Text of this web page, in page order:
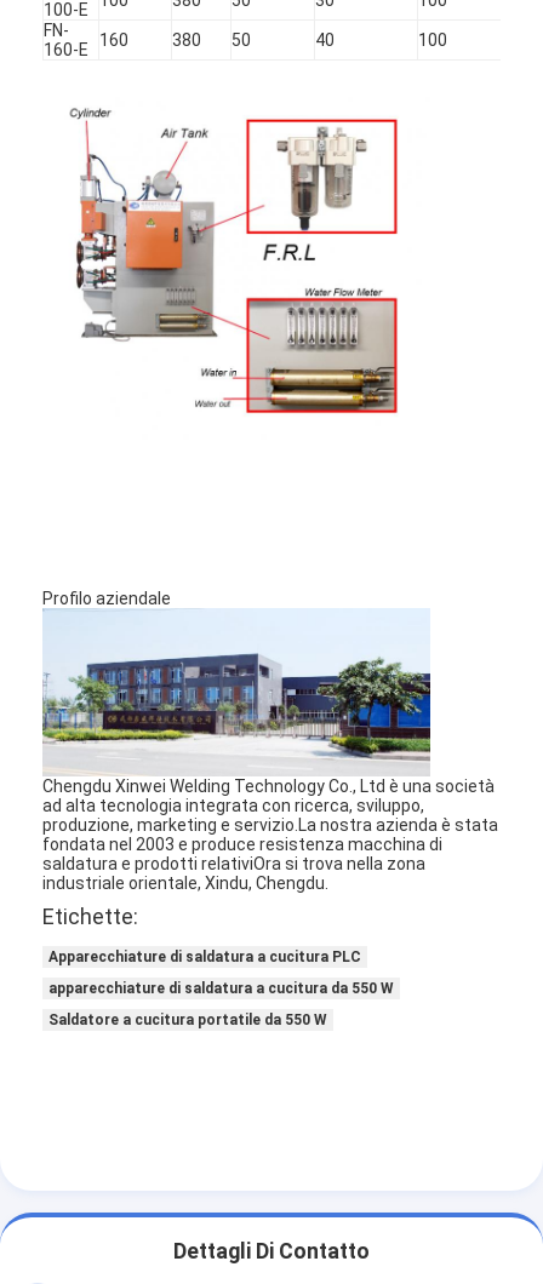
Prodotti
Chi siamo
Fatory Tour
Controllo di qualità
Contattaci
Tutti i casi
Macchina portatile della saldatura a punti
Saldatura stazionaria a punto
100-E
FN-
160-E
160 380 50 40 100
Profilo aziendale
Chengdu Xinwei Welding Technology Co., Ltd è una società
ad alta tecnologia integrata con ricerca, sviluppo,
produzione, marketing e servizio.La nostra azienda è stata
fondata nel 2003 e produce resistenza macchina di
saldatura e prodotti relativiOra si trova nella zona
industriale orientale, Xindu, Chengdu.
Etichette:
Apparecchiature di saldatura a cucitura PLC
apparecchiature di saldatura a cucitura da 550 W
Saldatore a cucitura portatile da 550 W
Dettagli Di Contatto